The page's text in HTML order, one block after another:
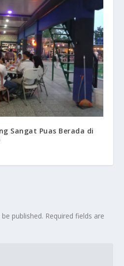
Sangat Puas Berada di
published. Required fields are